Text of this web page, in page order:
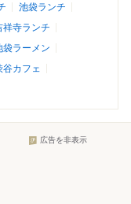
池袋ランチ
祥寺ランチ
袋ラーメン
谷カフェ
広告を非表示